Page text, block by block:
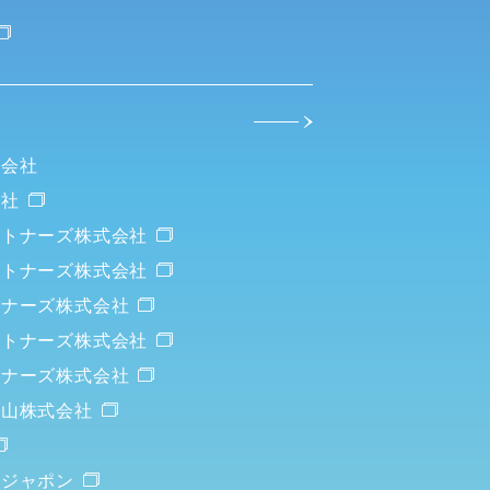
社
ナーズ株式会社
ナーズ株式会社
ーズ株式会社
ナーズ株式会社
ーズ株式会社
株式会社
ャポン